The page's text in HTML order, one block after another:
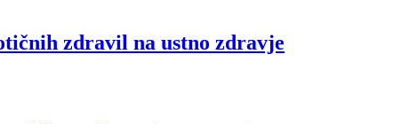
zdravil na ustno zdravje